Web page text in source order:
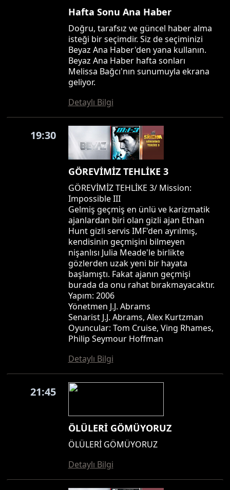
Hafta Sonu Ana Haber
Doğru, tarafsız ve güncel haber alma
isteği bir seçimdir. Siz de seçiminizi
Beyaz Ana Haber'den yana kullanın.
Beyaz Ana Haber hafta sonları
Melissa Bağcı'nın sunumuyla ekrana
geliyor.
Detaylı Bilgi
19:30
GÖREVİMİZ TEHLİKE 3
GÖREVİMİZ TEHLİKE 3/ Mission:
Impossible III
Gelmiş geçmiş en ünlü ve karizmatik
ajanlardan biri olan gizli ajan Ethan
Hunt gizli servis IMF'den ayrılmış,
kendisinin geçmişini bilmeyen
nişanlısı Julia Meade'le birlikte
gözlerden uzak yeni bir hayata
başlamıştı. Fakat ajanın geçmişi
burada da onu rahat bırakmayacaktır.
Yapım: 2006
Yönetmen J.J. Abrams
Senarist J.J. Abrams, Alex Kurtzman
Oyuncular: Tom Cruise, Ving Rhames,
Philip Seymour Hoffman
Detaylı Bilgi
21:45
ÖLÜLERİ GÖMÜYORUZ
ÖLÜLERİ GÖMÜYORUZ
Detaylı Bilgi